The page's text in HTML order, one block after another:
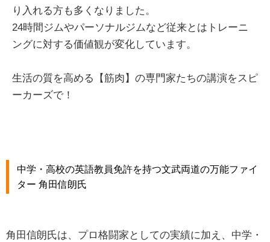
り入れる方も多くなりました。
24時間ジムやパーソナルジムなど従来とはトレーニ
ングに対する価値観が変化しています。
生活の質を高める【筋肉】の専門家たちの講演をスピ
ーカーズで！
中学・高校の英語教員免許を持つ文武両道の万能ファイ
ター 角田信朗氏
角田信朗氏は、プロ格闘家としての実績に加え、中学・